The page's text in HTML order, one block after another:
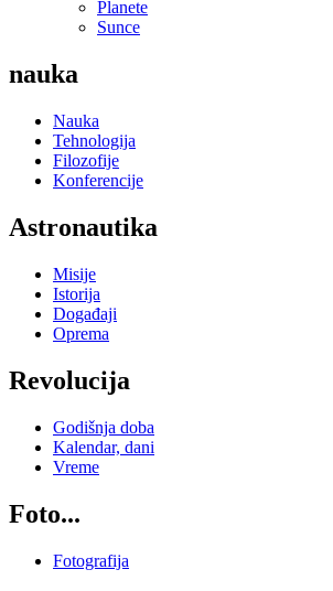
Planete
Sunce
nauka
Nauka
Tehnologija
Filozofije
Konferencije
Astronautika
Misije
Istorija
Događaji
Oprema
Revolucija
Godišnja doba
Kalendar, dani
Vreme
Foto...
Fotografija